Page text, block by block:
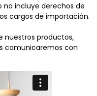
no incluye derechos de
cargos de importación.
nuestros productos,
comunicaremos con